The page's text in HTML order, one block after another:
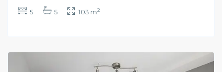
5 5 103 m2